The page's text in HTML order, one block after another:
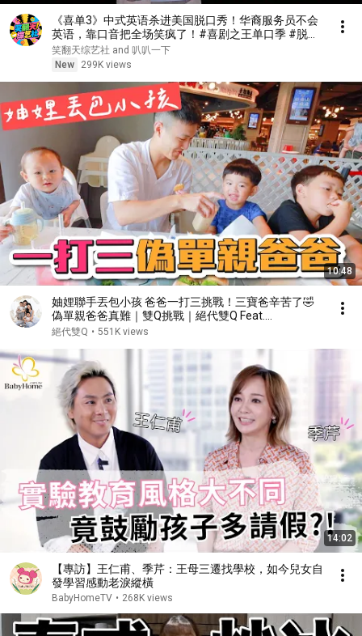
《喜单3》中式英语杀进美国脱口秀！华裔服务员不会
英语，靠口音把全场笑疯了！#喜剧之王单口季 #脱口
秀 #搞笑 #喜剧 #funny #综艺
笑翻天综艺社 and 叭叭一下
New
299K views
10:48
妯娌聯手丟包小孩 爸爸一打三挑戰！三寶爸辛苦了🤣
偽單親爸爸真難｜雙Q挑戰｜絕代雙Q Feat.
@peter_and_susan
絕代雙Q • 551K views
14:02
【專訪】王仁甫、季芹：王母三遷找學校，如今兒女自
發學習感動老淚縱橫
BabyHomeTV • 268K views